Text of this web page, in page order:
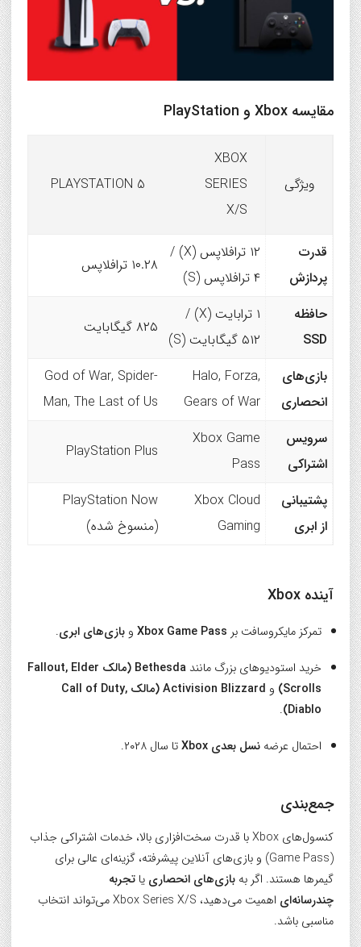
مقایسه Xbox و PlayStation
ویژگی
XBOX
SERIES
X/S
PLAYSTATION 5
قدرت
پردازش
۱۲ ترافلاپس (X) /
۴ ترافلاپس (S)
۱۰.۲۸ ترافلاپس
حافظه
SSD
۱ ترابایت (X) /
۵۱۲ گیگابایت (S)
۸۲۵ گیگابایت
بازی‌های
انحصاری
Halo, Forza,
Gears of War
God of War, Spider-
Man, The Last of Us
سرویس
اشتراکی
Xbox Game
Pass
PlayStation Plus
پشتیبانی
از ابری
Xbox Cloud
Gaming
PlayStation Now
(منسوخ شده)
آینده Xbox
تمرکز مایکروسافت بر Xbox Game Pass و بازی‌های ابری.
خرید استودیوهای بزرگ مانند
Bethesda (مالک Fallout, Elder
Scrolls) و
Activision Blizzard (مالک Call of Duty,
Diablo)
.
احتمال عرضه نسل بعدی Xbox تا سال ۲۰۲۸.
جمع‌بندی
کنسول‌های Xbox با قدرت سخت‌افزاری بالا، خدمات اشتراکی جذاب
(Game Pass) و بازی‌های آنلاین پیشرفته، گزینه‌ای عالی برای
گیمرها هستند. اگر به بازی‌های انحصاری یا تجربه
چندرسانه‌ای
اهمیت می‌دهید، Xbox Series X/S می‌تواند انتخاب
مناسبی باشد.